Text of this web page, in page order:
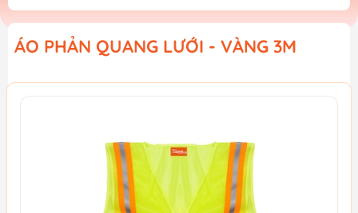
ÁO PHẢN QUANG LƯỚI - VÀNG 3M